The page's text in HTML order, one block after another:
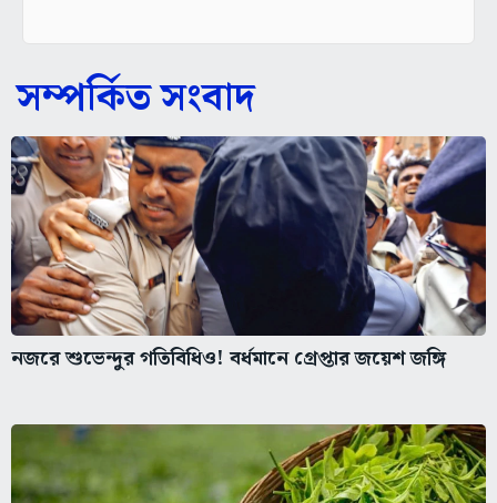
সম্পর্কিত সংবাদ
নজরে শুভেন্দুর গতিবিধিও! বর্ধমানে গ্রেপ্তার জয়েশ জঙ্গি